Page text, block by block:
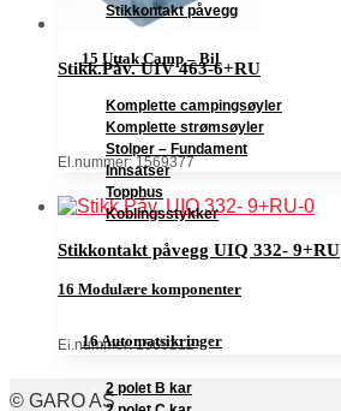
Stikkontakt påvegg
15 Uttak Camp – Bil
Komplette campingsøyler
Komplette strømsøyler
Stolper – Fundament
Innsatser
Topphus
Koblingsstykker
16 Modulære komponenter
16 Automatsikringer
2 polet B kar
Stikk.Påv. UIV 463-6+RU
El.nummer: 1569377
Stikkontakt påvegg UIQ 332- 9+RU
El.nummer: 1569212
© GARO AS